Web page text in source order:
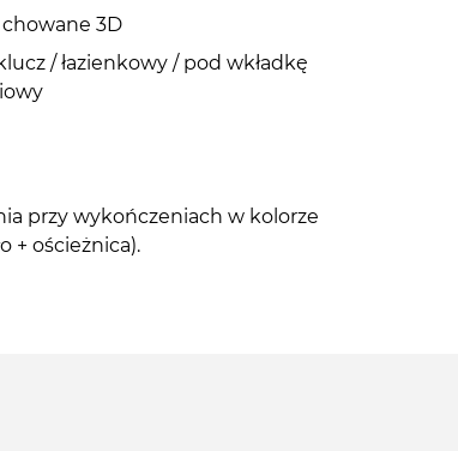
3D
/ łazienkowy / pod wkładkę
przy wykończeniach w kolorze
+ ościeżnica).